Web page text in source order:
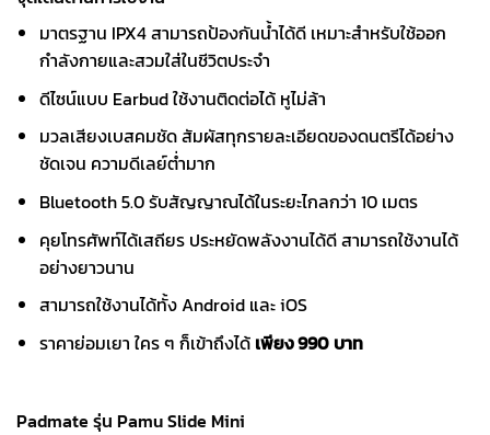
มาตรฐาน IPX4 สามารถป้องกันน้ำได้ดี เหมาะสำหรับใช้ออก
กำลังกายและสวมใส่ในชีวิตประจำ
ดีไซน์แบบ Earbud ใช้งานติดต่อได้ หูไม่ล้า
มวลเสียงเบสคมชัด สัมผัสทุกรายละเอียดของดนตรีได้อย่าง
ชัดเจน ความดีเลย์ต่ำมาก
Bluetooth 5.0 รับสัญญาณได้ในระยะไกลกว่า 10 เมตร
คุยโทรศัพท์ได้เสถียร ประหยัดพลังงานได้ดี สามารถใช้งานได้
อย่างยาวนาน
สามารถใช้งานได้ทั้ง Android และ iOS
ราคาย่อมเยา ใคร ๆ ก็เข้าถึงได้ เพียง 990 บาท
Padmate รุ่น Pamu Slide Mini